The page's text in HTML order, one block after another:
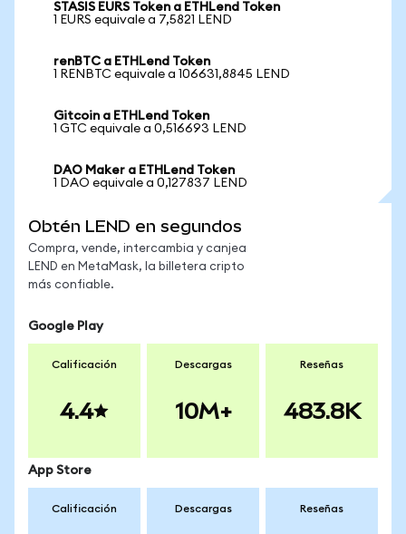
STASIS EURS Token a ETHLend Token
1 EURS equivale a 7,5821 LEND
renBTC a ETHLend Token
1 RENBTC equivale a 106631,8845 LEND
Gitcoin a ETHLend Token
1 GTC equivale a 0,516693 LEND
DAO Maker a ETHLend Token
1 DAO equivale a 0,127837 LEND
Obtén LEND en segundos
Compra, vende, intercambia y canjea
LEND en MetaMask, la billetera cripto
más confiable.
Google Play
Calificación
4.4
Descargas
10M+
Reseñas
483.8K
App Store
Calificación Descargas Reseñas